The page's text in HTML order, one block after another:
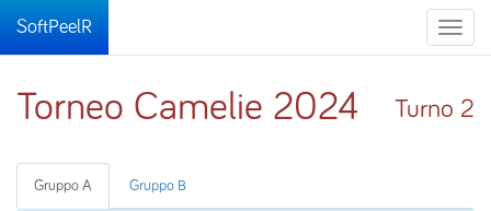
Toggle
SoftPeelR
Torneo Camelie 2024 Turno 2
Gruppo A Gruppo B